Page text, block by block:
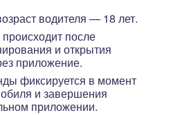
водителя — 18 лет.
после
и открытия
приложение.
фиксируется в момент
и завершения
приложении.